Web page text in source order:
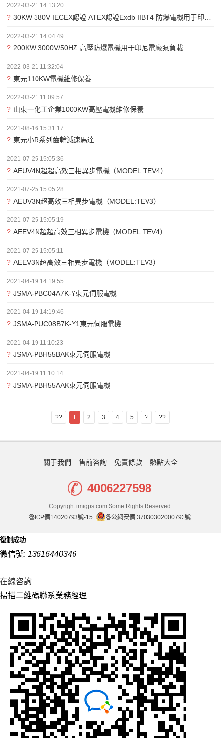
2022-03-21 14:13:20
? 30KW 380V IECEX認證 ATEX認證Exdb IIBT4 防爆電機用于印尼電廠項目
2022-03-21 14:04:49
? 200KW 3000V/50HZ 高壓防爆電機用于印尼電廠泵負載
2022-03-21 11:32:04
? 東元110KW電機維修保養
2022-03-21 11:09:57
? 山東一化工企業1000KW高壓電機維修保養
2021-08-16 15:31:17
? 東元小R系列齒輪減速馬達
2021-07-25 15:05:36
? AEUV4N超超高效三相異步電機（MODEL:TEV4）
2021-07-25 15:05:28
? AEUV3N超高效三相異步電機（MODEL:TEV3）
2021-07-25 15:05:19
? AEEV4N超超高效三相異步電機（MODEL:TEV4）
2021-07-25 15:05:11
? AEEV3N超高效三相異步電機（MODEL:TEV3）
2021-04-19 14:19:55
? JSMA-PBC04A7K-Y東元伺服電機
2021-04-19 14:19:46
? JSMA-PUC08B7K-Y1東元伺服電機
2021-04-19 11:10:23
? JSMA-PBH55BAK東元伺服電機
2021-04-19 11:10:14
? JSMA-PBH55AAK東元伺服電機
?? 1 2 3 4 5 ? ??
關于我們 售前咨詢 免責條款 熱點大全
4006227598
Copyright imigps.com Some Rights Reserved.
魯ICP備14020793號-15.
魯公網安備 37030302000793號
復制成功
微信號: 13616440346
在線咨詢
掃描二維碼聯系業務經理